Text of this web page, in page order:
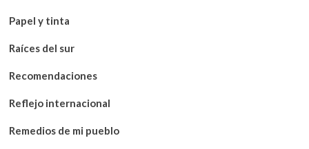
Papel y tinta
Raíces del sur
Recomendaciones
Reflejo internacional
Remedios de mi pueblo